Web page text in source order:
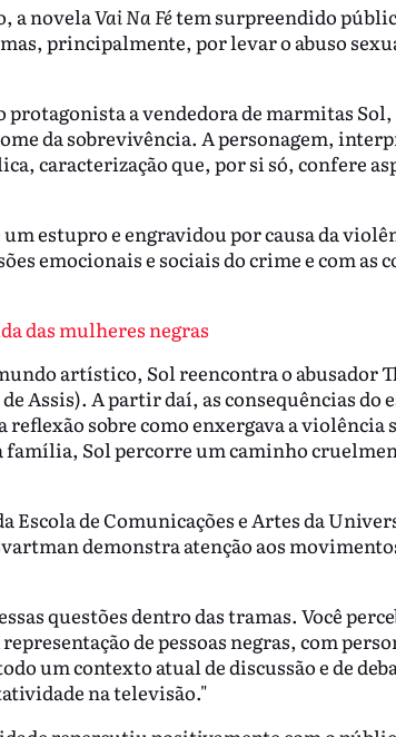
a novelaVai Na Fétem surpreendido
principalmente, por levar o abuso
protagonista a vendedora de marmitas
da sobrevivência. A personagem,
caracterização que, por si só, confere
estupro e engravidou por causa da
emocionais e sociais do crime e com as
das mulheres negras
artístico, Sol reencontra o abusador
Assis). A partir daí, as consequências do
sobre como enxergava a violência
família, Sol percorre um caminho
de Comunicações e Artes da
demonstra atenção aos
questões dentro das tramas. Você
de pessoas negras, com
um contexto atual de discussão e de
na televisão."